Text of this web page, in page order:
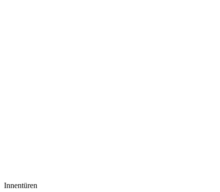
Innentüren